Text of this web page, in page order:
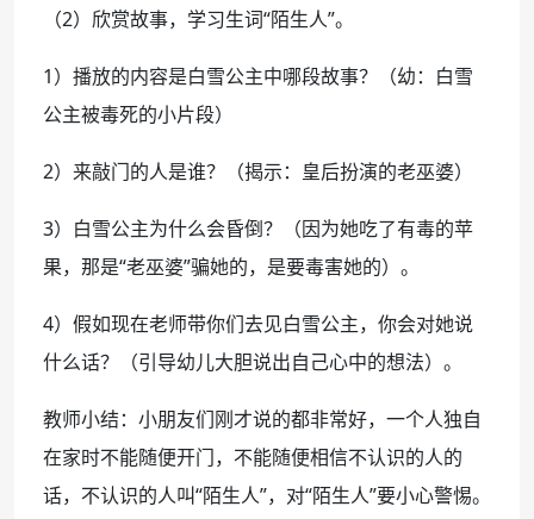
（2）欣赏故事，学习生词“陌生人”。
1）播放的内容是白雪公主中哪段故事？（幼：白雪
公主被毒死的小片段）
2）来敲门的人是谁？（揭示：皇后扮演的老巫婆）
3）白雪公主为什么会昏倒？（因为她吃了有毒的苹
果，那是“老巫婆”骗她的，是要毒害她的）。
4）假如现在老师带你们去见白雪公主，你会对她说
什么话？（引导幼儿大胆说出自己心中的想法）。
教师小结：小朋友们刚才说的都非常好，一个人独自
在家时不能随便开门，不能随便相信不认识的人的
话，不认识的人叫“陌生人”，对“陌生人”要小心警惕。